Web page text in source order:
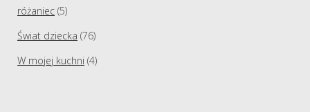
różaniec (5)
Świat dziecka (76)
W mojej kuchni (4)